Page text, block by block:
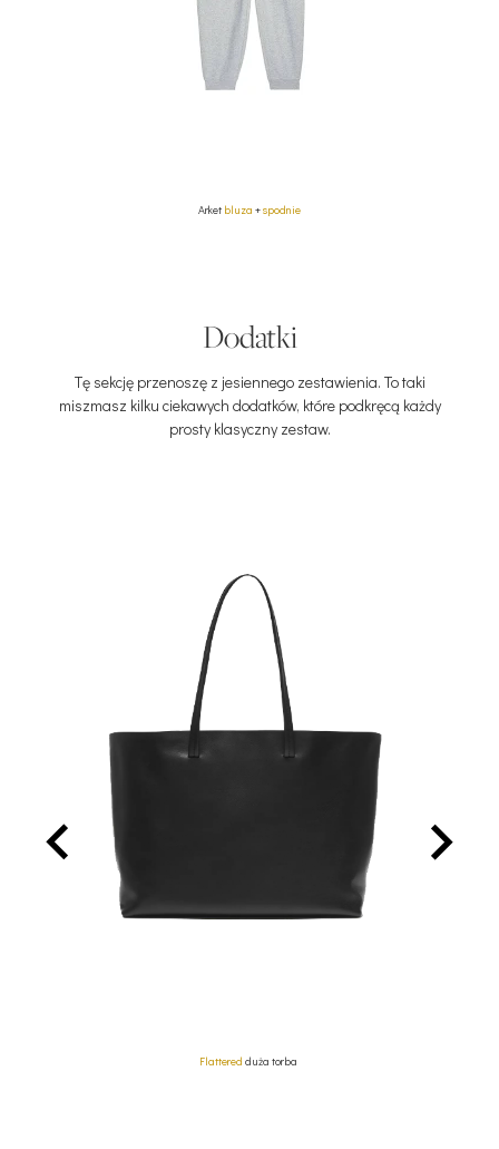
Arket bluza +spodnie
Dodatki
Tę sekcję przenoszę z jesiennego zestawienia. To taki
miszmasz kilku ciekawych dodatków, które podkręcą każdy
prosty klasyczny zestaw.
Flattered duża torba